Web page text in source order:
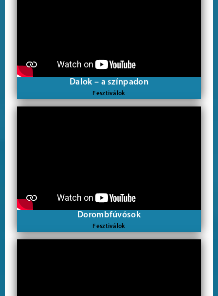
Dalok – a színpadon
Fesztiválok
Dorombfúvósok
Fesztiválok